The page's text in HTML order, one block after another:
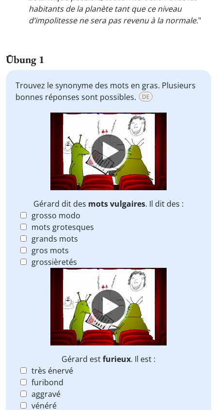
habitants de la planète tant que ce niveau
d’impolitesse ne sera pas revenu à la normale."
Übung 1
Trouvez le synonyme des mots en gras. Plusieurs
bonnes réponses sont possibles.
DE
Video
Player
Gérard dit des mots vulgaires. Il dit des :
grosso modo
mots grotesques
grands mots
gros mots
grossièretés
Video
Player
Gérard estfurieux. Il est :
très énervé
furibond
aggravé
vénéré